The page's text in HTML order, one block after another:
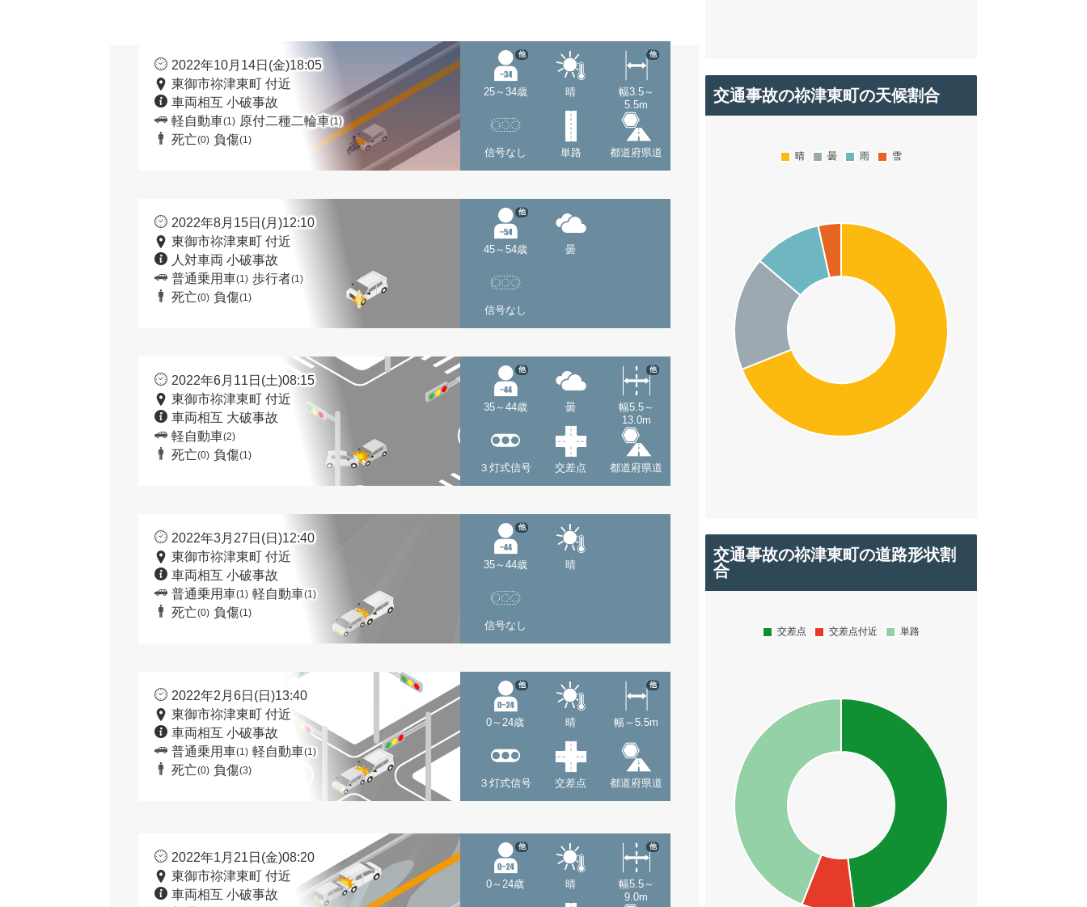
2022年10月14日(金)18:05
東御市祢津東町 付近
車両相互 小破事故
軽自動車(1) 原付二種二輪車(1)
死亡(0) 負傷(1)
25～34歳
他
晴
幅3.5～
5.5m
他
信号なし 単路 都道府県道
2022年8月15日(月)12:10
東御市祢津東町 付近
人対車両 小破事故
普通乗用車(1) 歩行者(1)
死亡(0) 負傷(1)
45～54歳
他
曇
信号なし
2022年6月11日(土)08:15
東御市祢津東町 付近
車両相互 大破事故
軽自動車(2)
死亡(0) 負傷(1)
35～44歳
他
曇
幅5.5～
13.0m
他
３灯式信号 交差点 都道府県道
2022年3月27日(日)12:40
東御市祢津東町 付近
車両相互 小破事故
普通乗用車(1) 軽自動車(1)
死亡(0) 負傷(1)
35～44歳
他
晴
信号なし
2022年2月6日(日)13:40
東御市祢津東町 付近
車両相互 小破事故
普通乗用車(1) 軽自動車(1)
死亡(0) 負傷(3)
0～24歳
他
晴 幅～5.5m
他
３灯式信号 交差点 都道府県道
2022年1月21日(金)08:20
東御市祢津東町 付近
車両相互 小破事故
0～24歳
他
晴
幅5.5～
9.0m
他
交通事故の祢津東町の天候割合
交通事故の祢津東町の道路形状割
合